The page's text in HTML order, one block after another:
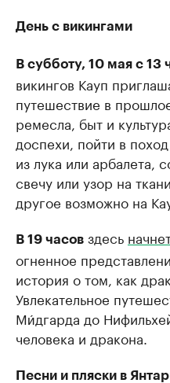
День с викингами
В субботу, 10 мая с 13
викингов Кауп
путешествие в
ремесла, быт и
доспехи, пойти в
из лука или арбалета,
свечу или узор на
другое возможно на
В 19 часов здесь
огненное
история о том, как
Увлекательное
Ми́дгарда до
человека и дракона.
Песни и пляски в